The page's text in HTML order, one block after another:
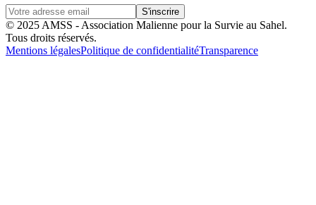
S'inscrire
© 2025 AMSS - Association Malienne pour la Survie au Sahel.
Tous droits réservés.
Mentions légalesPolitique de confidentialitéTransparence